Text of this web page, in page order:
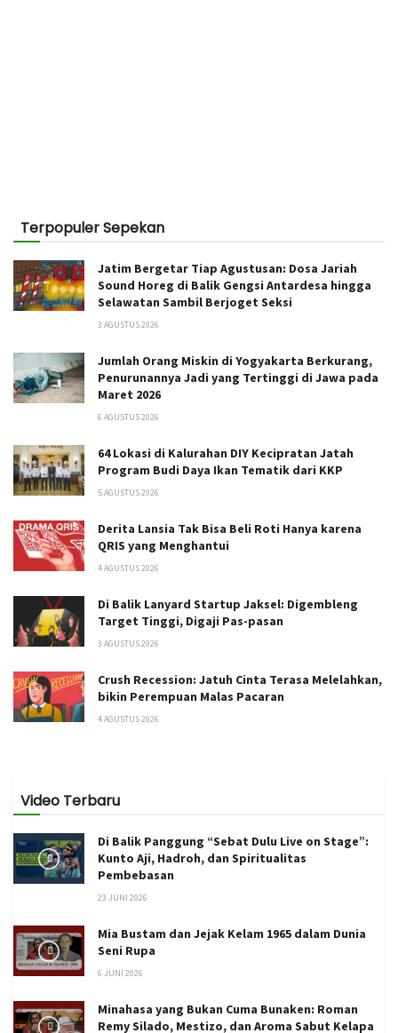
Terpopuler Sepekan
Jatim Bergetar Tiap Agustusan: Dosa Jariah
Sound Horeg di Balik Gengsi Antardesa hingga
Selawatan Sambil Berjoget Seksi
3 AGUSTUS 2026
Jumlah Orang Miskin di Yogyakarta Berkurang,
Penurunannya Jadi yang Tertinggi di Jawa pada
Maret 2026
6 AGUSTUS 2026
64 Lokasi di Kalurahan DIY Kecipratan Jatah
Program Budi Daya Ikan Tematik dari KKP
5 AGUSTUS 2026
Derita Lansia Tak Bisa Beli Roti Hanya karena
QRIS yang Menghantui
4 AGUSTUS 2026
Di Balik Lanyard Startup Jaksel: Digembleng
Target Tinggi, Digaji Pas-pasan
3 AGUSTUS 2026
Crush Recession: Jatuh Cinta Terasa Melelahkan,
bikin Perempuan Malas Pacaran
4 AGUSTUS 2026
Video Terbaru
Di Balik Panggung “Sebat Dulu Live on Stage”:
Kunto Aji, Hadroh, dan Spiritualitas
Pembebasan
23 JUNI 2026
Mia Bustam dan Jejak Kelam 1965 dalam Dunia
Seni Rupa
6 JUNI 2026
Minahasa yang Bukan Cuma Bunaken: Roman
Remy Silado, Mestizo, dan Aroma Sabut Kelapa